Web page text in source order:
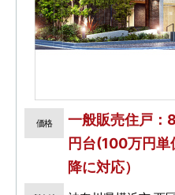
価格
一般販売住戸：
円台(100万円単
降に対応）